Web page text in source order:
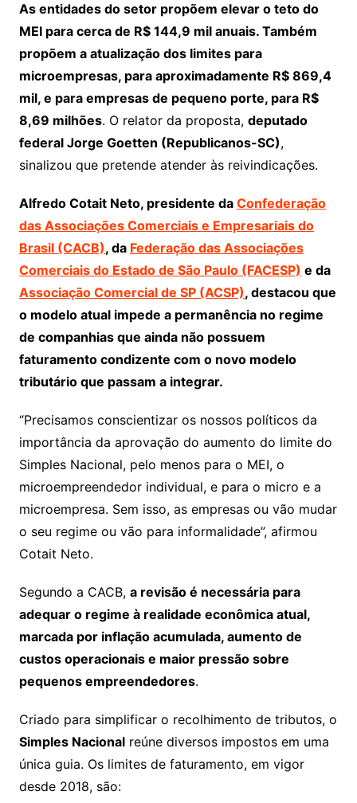
As entidades do setor propõem elevar o teto do
MEI para cerca de R$ 144,9 mil anuais. Também
propõem a atualização dos limites para
microempresas, para aproximadamente R$ 869,4
mil, e para empresas de pequeno porte, para R$
8,69 milhões. O relator da proposta, deputado
federal Jorge Goetten (Republicanos-SC),
sinalizou que pretende atender às reivindicações.
Alfredo Cotait Neto, presidente da Confederação
das Associações Comerciais e Empresariais do
Brasil (CACB), da Federação das Associações
Comerciais do Estado de São Paulo (FACESP) e da
Associação Comercial de SP (ACSP), destacou que
o modelo atual impede a permanência no regime
de companhias que ainda não possuem
faturamento condizente com o novo modelo
tributário que passam a integrar.
“Precisamos conscientizar os nossos políticos da
importância da aprovação do aumento do limite do
Simples Nacional, pelo menos para o MEI, o
microempreendedor individual, e para o micro e a
microempresa. Sem isso, as empresas ou vão mudar
o seu regime ou vão para informalidade”, afirmou
Cotait Neto.
Segundo a CACB, a revisão é necessária para
adequar o regime à realidade econômica atual,
marcada por inflação acumulada, aumento de
custos operacionais e maior pressão sobre
pequenos empreendedores.
Criado para simplificar o recolhimento de tributos, o
Simples Nacionalreúne diversos impostos em uma
única guia. Os limites de faturamento, em vigor
desde 2018, são: